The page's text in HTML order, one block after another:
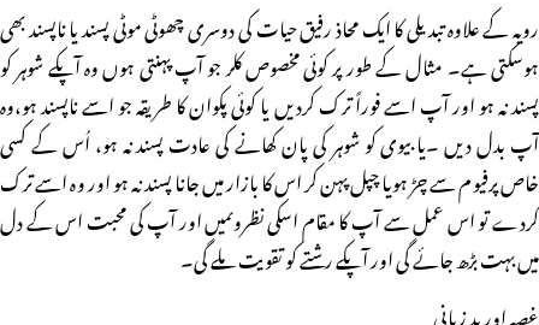
رویہ کے علاوہ تبدیلی کا ایک محاذ رفیق حیات کی دوسری چھوٹی موٹی پسند یا ناپسند بھی
ہوسکتی ہے۔ مثال کے طور پر کوئی مخصوص کلر جو آپ پہنتی ہوں وہ آپکے شوہر کو
پسند نہ ہو اور آپ اسے فوراً ترک کردیں یا کوئی پکوان کا طریقہ جو اسے ناپسند ہو،وہ
آپ بدل دیں ۔یا بیوی کو شوہر کی پان کھانے کی عادت پسند نہ ہو، اُس کے کسی
خاص پرفیوم سے چڑ ہویا چپل پہن کر اس کا بازار میں جانا پسند نہ ہو اور وہ اسے ترک
کردے تو اس عمل سے آپ کا مقام اسکی نظروںمیں اور آپ کی محبت اس کے دل
میں بہت بڑھ جائے گی اور آپکے رشتے کو تقویت ملے گی۔
غصہ اور بد زبانی